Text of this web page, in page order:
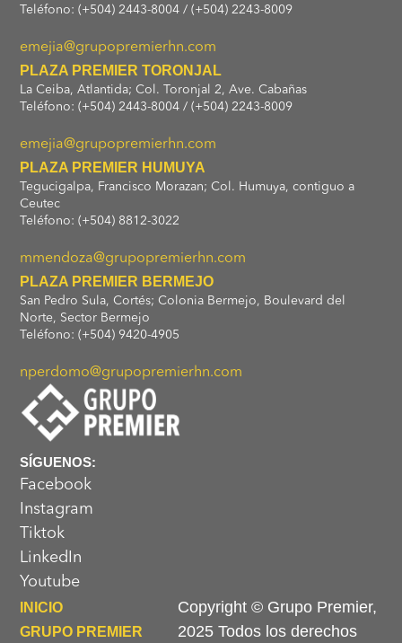
Teléfono: (+504) 2443-8004 / (+504) 2243-8009
emejia@grupopremierhn.com
PLAZA PREMIER TORONJAL
La Ceiba, Atlantida; Col. Toronjal 2, Ave. Cabañas
Teléfono: (+504) 2443-8004 / (+504) 2243-8009
emejia@grupopremierhn.com
PLAZA PREMIER HUMUYA
Tegucigalpa, Francisco Morazan; Col. Humuya, contiguo a
Ceutec
Teléfono: (+504) 8812-3022
mmendoza@grupopremierhn.com
PLAZA PREMIER BERMEJO
San Pedro Sula, Cortés; Colonia Bermejo, Boulevard del
Norte, Sector Bermejo
Teléfono: (+504) 9420-4905
nperdomo@grupopremierhn.com
SÍGUENOS:
Facebook
Instagram
Tiktok
LinkedIn
Youtube
INICIO
GRUPO PREMIER
Copyright © Grupo Premier,
2025 Todos los derechos